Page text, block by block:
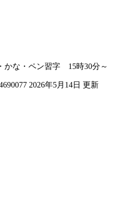
かな・ペン習字 15時30分～
2026年5月14日 更新